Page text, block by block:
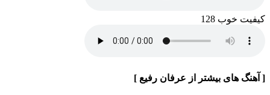
کیفیت خوب 128
[ آهنگ های بیشتر از عرفان رفیع ]